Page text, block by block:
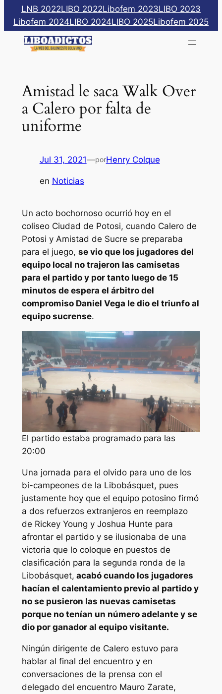
Saltar
contenido
LNB 2022LIBO 2022Libofem 2023LIBO 2023
Libofem 2024LIBO 2024LIBO 2025Libofem 2025
Amistad le saca Walk Over
a Calero por falta de
uniforme
Jul 31, 2021—porHenry Colque
en Noticias
Un acto bochornoso ocurrió hoy en el
coliseo Ciudad de Potosi, cuando Calero de
Potosi y Amistad de Sucre se preparaba
para el juego, se vio que los jugadores del
equipo local no trajeron las camisetas
para el partido y por tanto luego de 15
minutos de espera el árbitro del
compromiso Daniel Vega le dio el triunfo al
equipo sucrense.
El partido estaba programado para las
20:00
Una jornada para el olvido para uno de los
bi-campeones de la Libobásquet, pues
justamente hoy que el equipo potosino firmó
a dos refuerzos extranjeros en reemplazo
de Rickey Young y Joshua Hunte para
afrontar el partido y se ilusionaba de una
victoria que lo coloque en puestos de
clasificación para la segunda ronda de la
Libobásquet, acabó cuando los jugadores
hacían el calentamiento previo al partido y
no se pusieron las nuevas camisetas
porque no tenían un número adelante y se
dio por ganador al equipo visitante.
Ningún dirigente de Calero estuvo para
hablar al final del encuentro y en
conversaciones de la prensa con el
delegado del encuentro Mauro Zarate,